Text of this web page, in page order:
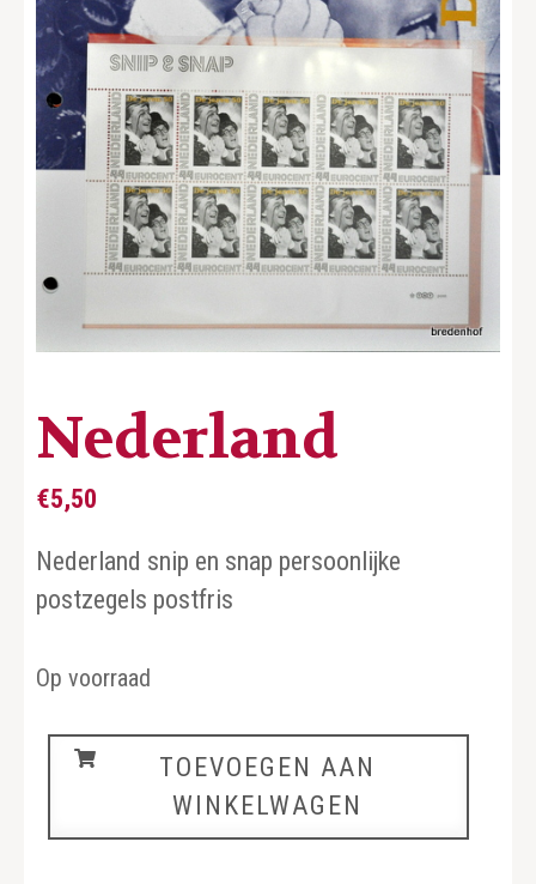
Nederland
€5,50
Nederland snip en snap persoonlijke
postzegels postfris
Op voorraad
Nederland
TOEVOEGEN AAN
WINKELWAGEN